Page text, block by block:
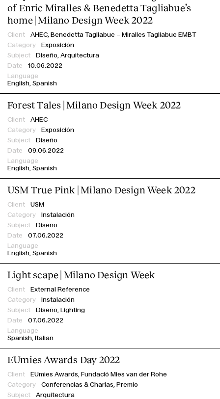
of Enric Miralles & Benedetta Tagliabue’s
home | Milano Design Week 2022
AHEC, Benedetta Tagliabue – Miralles Tagliabue EMBT
Exposición
Diseño, Arquitectura
10.06.2022
English Spanish
Forest Tales | Milano Design Week 2022
AHEC
Exposición
Diseño
09.06.2022
English Spanish
USM True Pink | Milano Design Week 2022
USM
Instalación
Diseño
07.06.2022
English Spanish
Light scape | Milano Design Week
External Reference
Instalación
Diseño, Lighting
07.06.2022
Spanish Italian
EUmies Awards Day 2022
EUmies Awards, Fundació Mies van der Rohe
Conferencias & Charlas, Premio
Arquitectura